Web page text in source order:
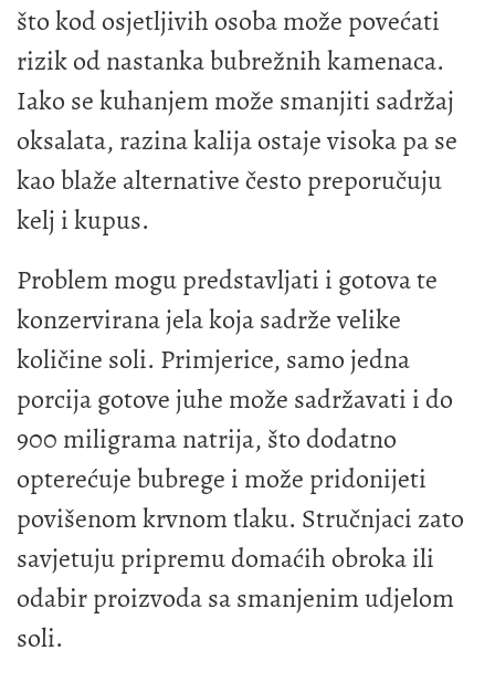
što kod osjetljivih osoba može povećati
rizik od nastanka bubrežnih kamenaca.
Iako se kuhanjem može smanjiti sadržaj
oksalata, razina kalija ostaje visoka pa se
kao blaže alternative često preporučuju
kelj i kupus.
Problem mogu predstavljati i gotova te
konzervirana jela koja sadrže velike
količine soli. Primjerice, samo jedna
porcija gotove juhe može sadržavati i do
900 miligrama natrija, što dodatno
opterećuje bubrege i može pridonijeti
povišenom krvnom tlaku. Stručnjaci zato
savjetuju pripremu domaćih obroka ili
odabir proizvoda sa smanjenim udjelom
soli.